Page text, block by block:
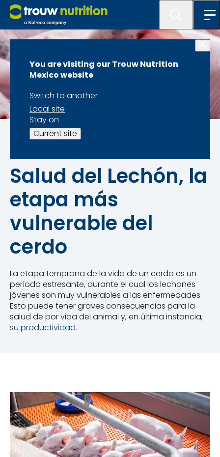
You are visiting our Trouw Nutrition
Mexico website
Switch to another
Local site
Stay on
Current site
Factores a tomar en cuenta para proporcionar a los
lechones un inicio nutritivo
Salud del Lechón, la
etapa más
vulnerable del
cerdo
La etapa temprana de la vida de un cerdo es un
período estresante, durante el cual los lechones
jóvenes son muy vulnerables a las enfermedades.
Esto puede tener graves consecuencias para la
salud de por vida del animal y, en última instancia,
su productividad.